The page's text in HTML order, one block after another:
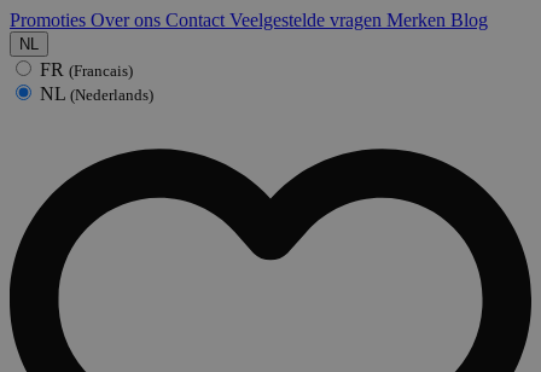
Promoties Over ons Contact Veelgestelde vragen Merken Blog
NL
FR (Francais)
NL (Nederlands)